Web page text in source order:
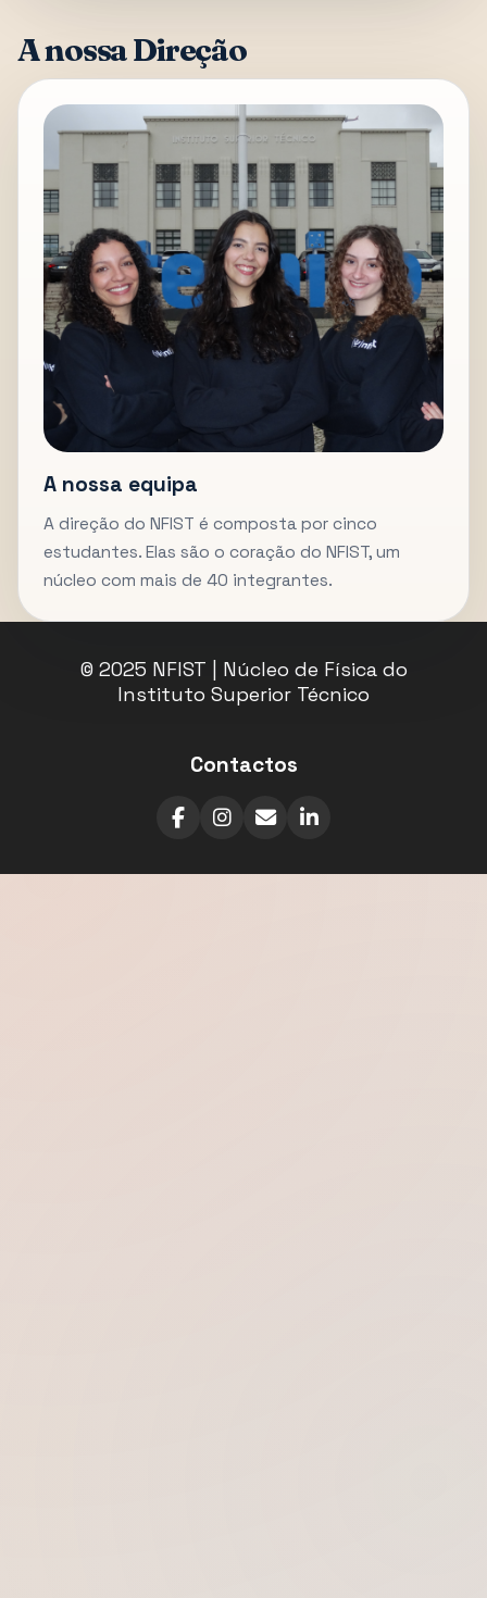
A nossa Direção
A nossa equipa
A direção do NFIST é composta por cinco
estudantes. Elas são o coração do NFIST, um
núcleo com mais de 40 integrantes.
© 2025 NFIST | Núcleo de Física do
Instituto Superior Técnico
Contactos